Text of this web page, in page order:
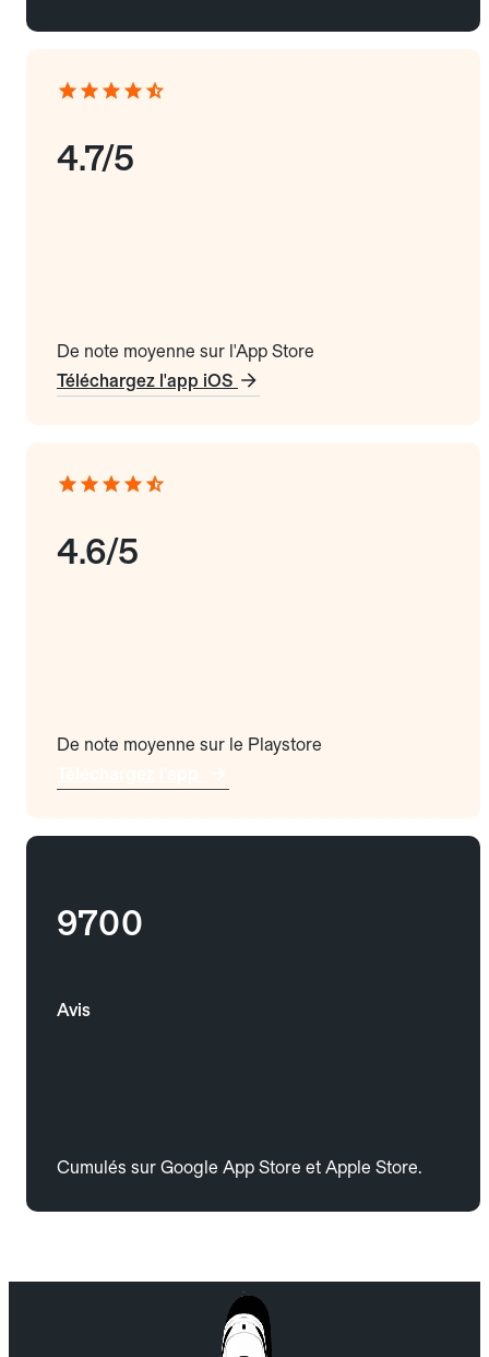
4.7/5
De note moyenne sur l'App Store
Téléchargez l'app iOS
4.6/5
De note moyenne sur le Playstore
9700
Avis
Cumulés sur Google App Store et Apple Store.